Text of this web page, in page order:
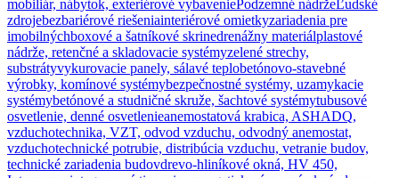
mobiliár, nábytok, exteriérové vybaveniePodzemné nádržeĽudské
zdrojebezbariérové riešeniainteriérové omietkyzariadenia pre
imobilnýchboxové a šatníkové skrinedrenážny materiálplastové
nádrže, retenčné a skladovacie systémyzelené strechy,
substrátyvykurovacie panely, sálavé teplobetónovo-stavebné
výrobky, komínové systémybezpečnostné systémy, uzamykacie
systémybetónové a studničné skruže, šachtové systémytubusové
osvetlenie, denné osvetlenieanemostatová krabica, ASHADQ,
vzduchotechnika, VZT, odvod vzduchu, odvodný anemostat,
vzduchotechnické potrubie, distribúcia vzduchu, vetranie budov,
technické zariadenia budovdrevo-hliníkové okná, HV 450,